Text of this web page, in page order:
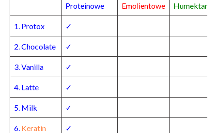
Proteinowe Emolientowe
1. Protox ✓
2. Chocolate ✓
3. Vanilla ✓
4. Latte ✓
5. Milk ✓
6. Keratin ✓